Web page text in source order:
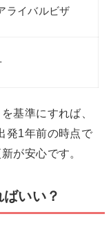
ライバルビザ
を基準にすれば、
発1年前の時点で
が安心です。
いい？